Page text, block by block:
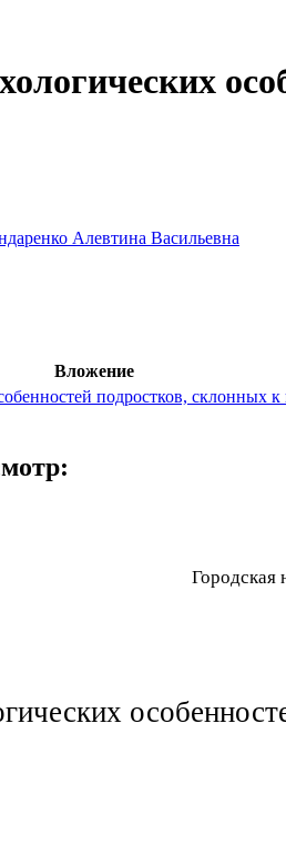
Алевтина Васильевна
Вложение
подростков, склонных
Городская